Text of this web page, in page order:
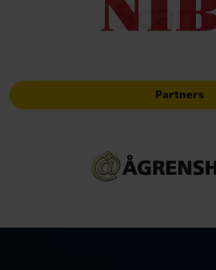
Partners